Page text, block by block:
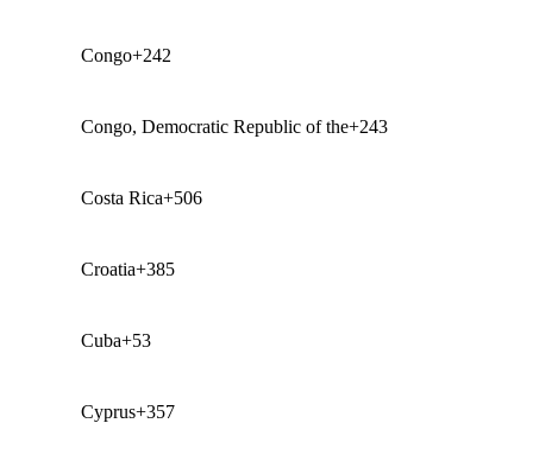
Congo+242
Congo, Democratic Republic of the+243
Costa Rica+506
Croatia+385
Cuba+53
Cyprus+357